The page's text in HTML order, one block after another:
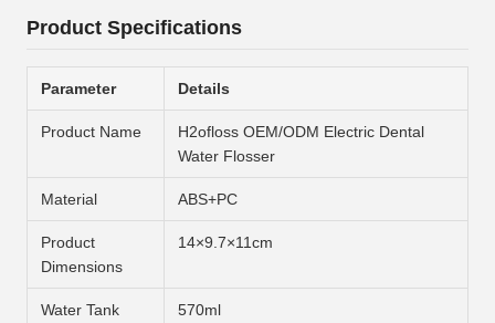
Product Specifications
Parameter Details
Product Name
H2ofloss OEM/ODM Electric Dental
Water Flosser
Material ABS+PC
Product
Dimensions
14×9.7×11cm
Water Tank
570ml